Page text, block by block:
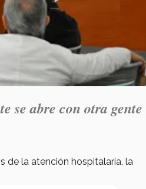
se abre con otra gente
de la atención hospitalaria, la